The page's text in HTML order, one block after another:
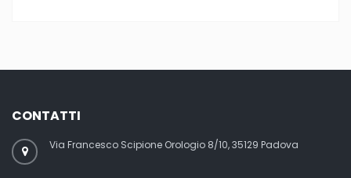
CONTATTI
Via Francesco Scipione Orologio 8/10, 35129 Padova